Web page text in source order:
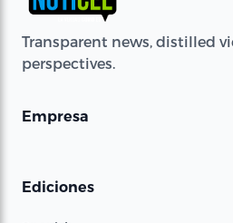
Transparent news, distilled
perspectives.
Empresa
Ediciones